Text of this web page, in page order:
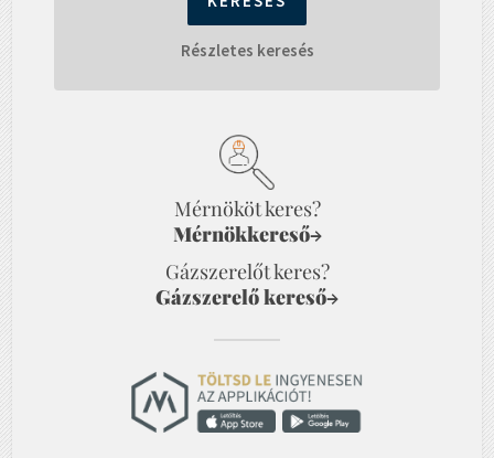
Részletes keresés
Mérnököt keres?
Mérnökkereső→
Gázszerelőt keres?
Gázszerelő kereső→